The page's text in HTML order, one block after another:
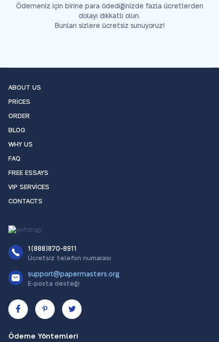
Ödemeniz için birine para ödediğinizde fazla ücretlerden
dolayı dikkatli olun.
Bunları sizlere ücretsiz sunuyoruz!
ABOUT US
PRICES
ORDER
BLOG
WHY US
FAQ
FREE ESSAYS
VIP SERVICES
CONTACTS
1(888)870-8911
Ücretsiz telefon numarası
support@papermasters.org
E-posta desteği
Ödeme Yöntemleri